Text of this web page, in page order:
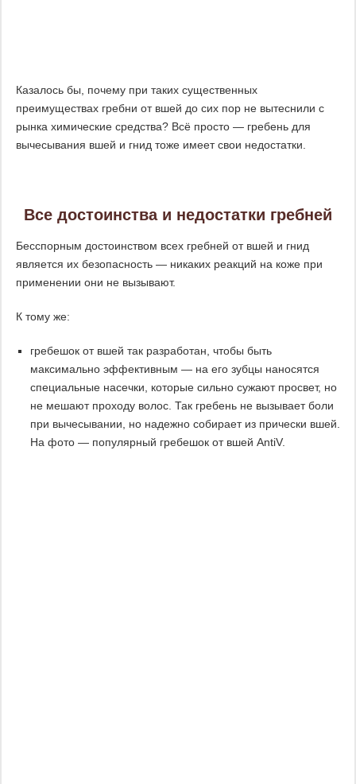
Казалось бы, почему при таких существенных
преимуществах гребни от вшей до сих пор не вытеснили с
рынка химические средства? Всё просто — гребень для
вычесывания вшей и гнид тоже имеет свои недостатки.
Все достоинства и недостатки гребней
Бесспорным достоинством всех гребней от вшей и гнид
является их безопасность — никаких реакций на коже при
применении они не вызывают.
К тому же:
гребешок от вшей так разработан, чтобы быть
максимально эффективным — на его зубцы наносятся
специальные насечки, которые сильно сужают просвет, но
не мешают проходу волос. Так гребень не вызывает боли
при вычесывании, но надежно собирает из прически вшей.
На фото — популярный гребешок от вшей AntiV.